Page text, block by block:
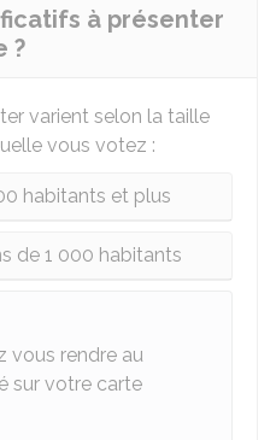
à présenter
?
varient selon la taille
vous votez :
habitants et plus
de 1 000 habitants
vous rendre au
sur votre carte